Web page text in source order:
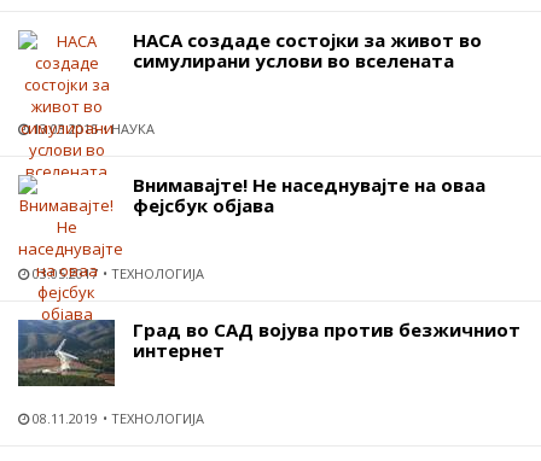
НАСА создаде состојки за живот во
симулирани услови во вселената
13.03.2015 НАУКА
Внимавајте! Не наседнувајте на оваа
фејсбук објава
03.05.2017 ТЕХНОЛОГИЈА
Град во САД војува против безжичниот
интернет
08.11.2019 ТЕХНОЛОГИЈА